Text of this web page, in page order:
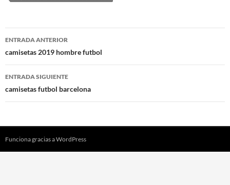
Navegación
de
entradas
ENTRADA ANTERIOR
camisetas 2019 hombre futbol
ENTRADA SIGUIENTE
camisetas futbol barcelona
Funciona gracias a WordPress